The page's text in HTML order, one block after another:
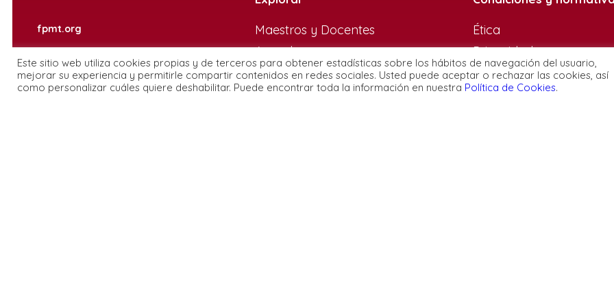
fpmt.org
Maestros y Docentes
Agenda
Quienes Somos
Centros
Ética
Privacidad
Política de cookies
Configuración de cookies
Este sitio web utiliza cookies propias y de terceros para obtener estadísticas sobre los hábitos de navegación del usuario,
mejorar su experiencia y permitirle compartir contenidos en redes sociales. Usted puede aceptar o rechazar las cookies, así
como personalizar cuáles quiere deshabilitar. Puede encontrar toda la información en nuestra Política de Cookies.